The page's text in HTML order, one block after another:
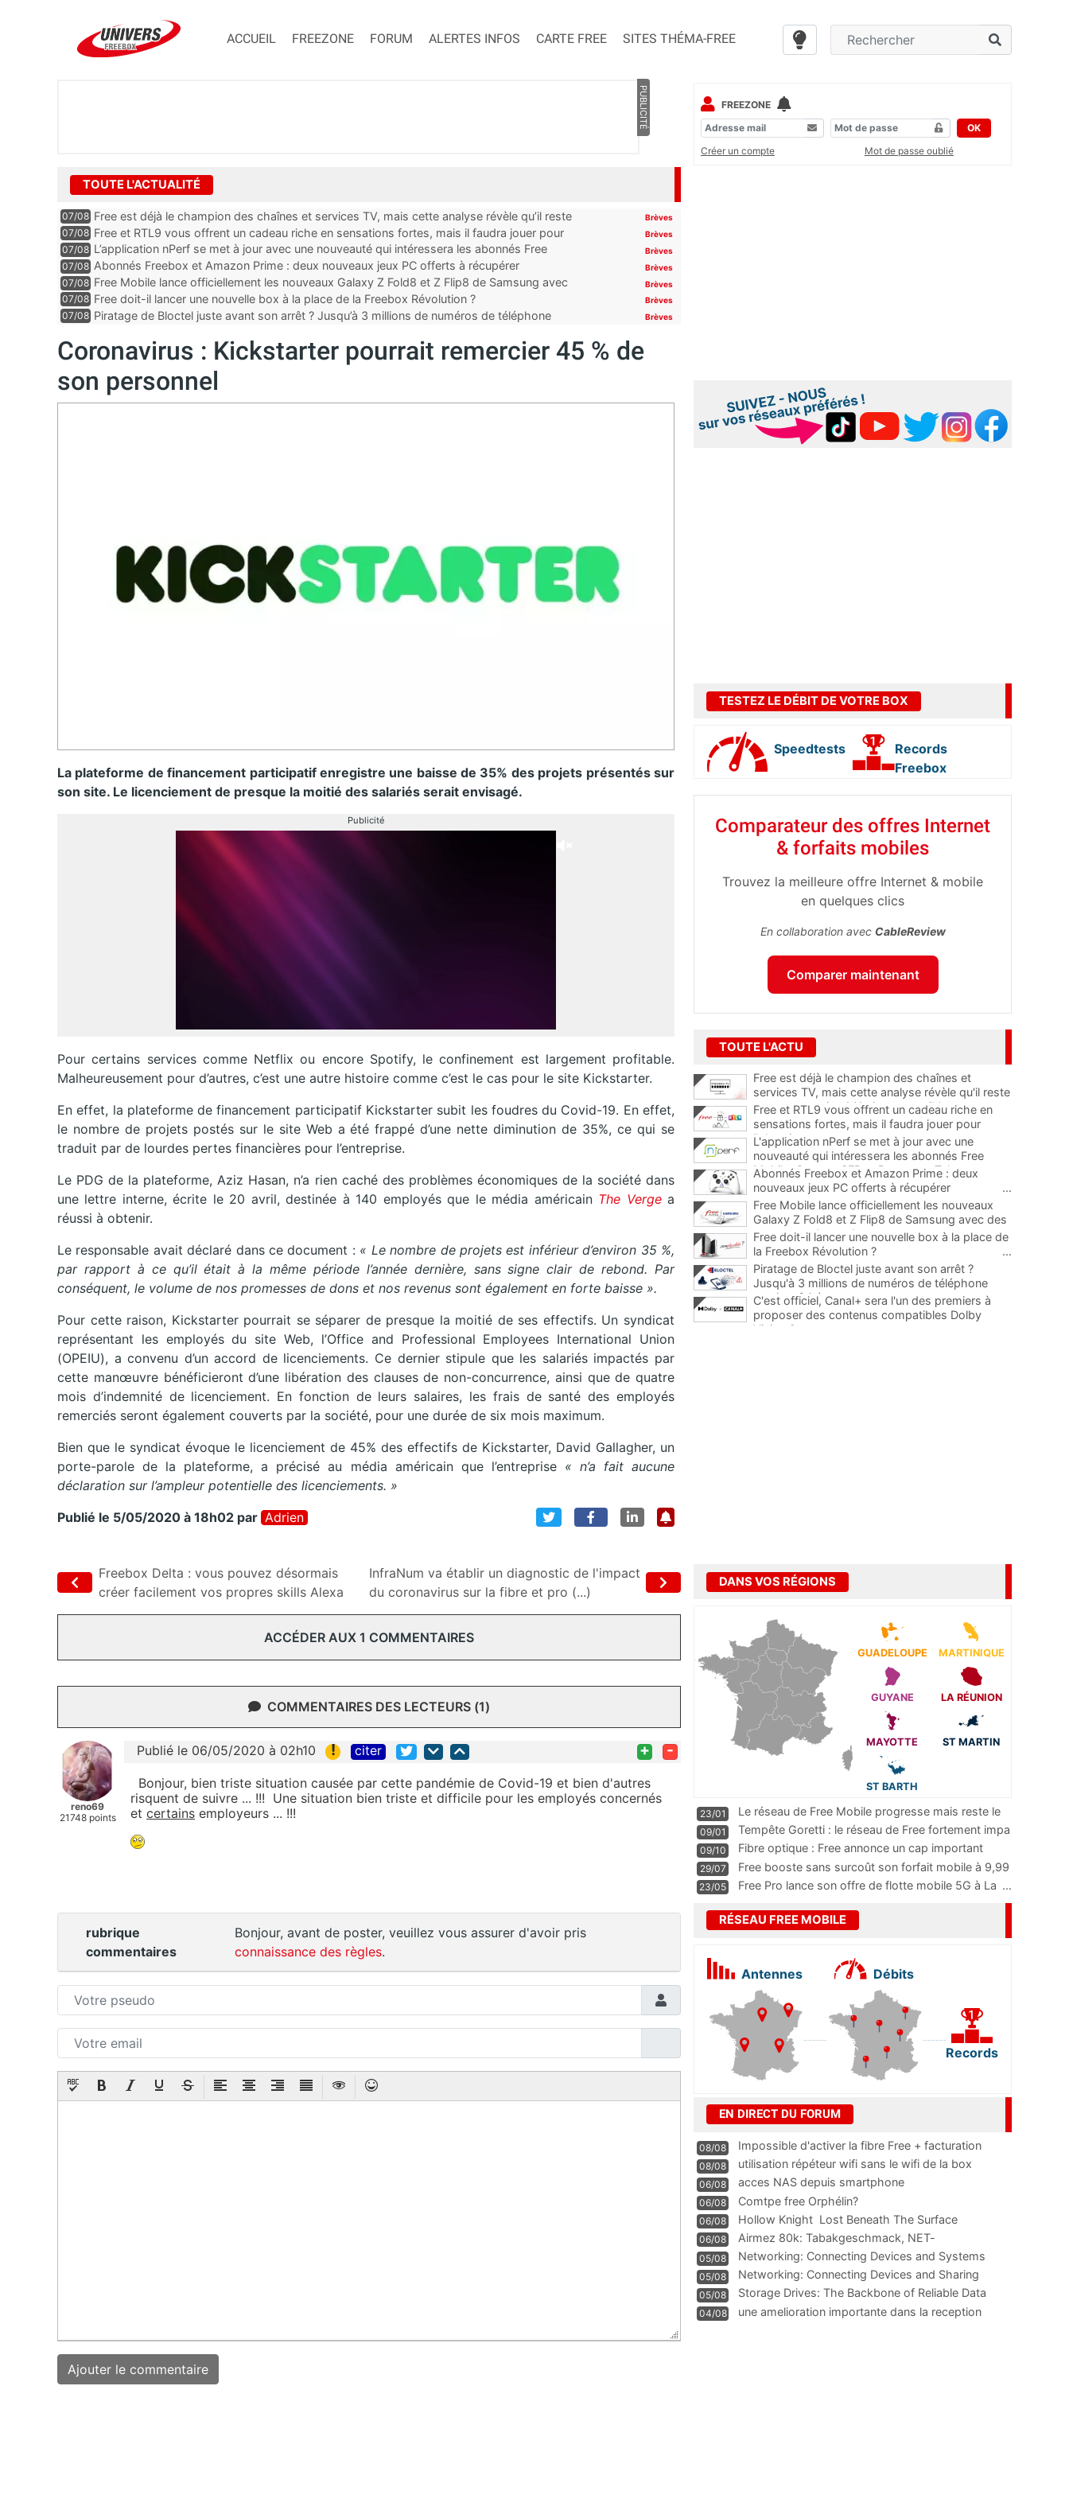
ACCUEIL FREEZONE FORUM ALERTES INFOS CARTE FREE SITES THÉMA-FREE
PUBLICITÉ
TOUTE L'ACTUALITÉ
07/08 Free est déjà le champion des chaînes et services TV, mais cette analyse révèle qu’il reste
encore au moin...
Brèves
07/08 Free et RTL9 vous offrent un cadeau riche en sensations fortes, mais il faudra jouer pour
l’obtenir
Brèves
07/08 L’application nPerf se met à jour avec une nouveauté qui intéressera les abonnés Free
Mobile, Orange, SFR ...
Brèves
07/08 Abonnés Freebox et Amazon Prime : deux nouveaux jeux PC offerts à récupérer Brèves
07/08 Free Mobile lance officiellement les nouveaux Galaxy Z Fold8 et Z Flip8 de Samsung avec
des promos et des cadeaux
Brèves
07/08 Free doit-il lancer une nouvelle box à la place de la Freebox Révolution ? Brèves
07/08 Piratage de Bloctel juste avant son arrêt ? Jusqu’à 3 millions de numéros de téléphone
Brèves
Coronavirus : Kickstarter pourrait remercier 45 % de
son personnel
La plateforme de financement participatif enregistre une baisse de 35% des projets présentés sur
son site. Le licenciement de presque la moitié des salariés serait envisagé.
Publicité
Pour certains services comme Netflix ou encore Spotify, le confinement est largement profitable.
Malheureusement pour d’autres, c’est une autre histoire comme c’est le cas pour le site Kickstarter.
En effet, la plateforme de financement participatif Kickstarter subit les foudres du Covid-19. En effet,
le nombre de projets postés sur le site Web a été frappé d’une nette diminution de 35%, ce qui se
traduit par de lourdes pertes financières pour l’entreprise.
Le PDG de la plateforme, Aziz Hasan, n’a rien caché des problèmes économiques de la société dans
une lettre interne, écrite le 20 avril, destinée à 140 employés que le média américain The Vergea
réussi à obtenir.
Le responsable avait déclaré dans ce document : « Le nombre de projets est inférieur d’environ 35 %,
par rapport à ce qu’il était à la même période l’année dernière, sans signe clair de rebond. Par
conséquent, le volume de nos promesses de dons et nos revenus sont également en forte baisse ».
Pour cette raison, Kickstarter pourrait se séparer de presque la moitié de ses effectifs. Un syndicat
représentant les employés du site Web, l’Office and Professional Employees International Union
(OPEIU), a convenu d’un accord de licenciements. Ce dernier stipule que les salariés impactés par
cette manœuvre bénéficieront d’une libération des clauses de non-concurrence, ainsi que de quatre
mois d’indemnité de licenciement. En fonction de leurs salaires, les frais de santé des employés
remerciés seront également couverts par la société, pour une durée de six mois maximum.
Bien que le syndicat évoque le licenciement de 45% des effectifs de Kickstarter, David Gallagher, un
porte-parole de la plateforme, a précisé au média américain que l’entreprise « n’a fait aucune
déclaration sur l’ampleur potentielle des licenciements. »
Publié le 5/05/2020 à 18h02 par Adrien
Freebox Delta : vous pouvez désormais
créer facilement vos propres skills Alexa
InfraNum va établir un diagnostic de l'impact
du coronavirus sur la fibre et pro (...)
ACCÉDER AUX 1 COMMENTAIRES
COMMENTAIRES DES LECTEURS (1)
reno69
21748 points
Publié le 06/05/2020 à 02h10 ! citer + -
Bonjour, bien triste situation causée par cette pandémie de Covid-19 et bien d'autres
risquent de suivre ... !!! Une situation bien triste et difficile pour les employés concernés
et certains employeurs ... !!!
rubrique
commentaires
Bonjour, avant de poster, veuillez vous assurer d'avoir pris
connaissance des règles.
FREEZONE
OK
Créer un compte
Mot de passe oublié
TESTEZ LE DÉBIT DE VOTRE BOX
Speedtests
Records
Freebox
Comparateur des offres Internet
& forfaits mobiles
Trouvez la meilleure offre Internet & mobile
en quelques clics
En collaboration avec CableReview
Comparer maintenant
TOUTE L'ACTU
Free est déjà le champion des chaînes et
services TV, mais cette analyse révèle qu'il reste
encore au moins 141 ajouts possibles
Free et RTL9 vous offrent un cadeau riche en
sensations fortes, mais il faudra jouer pour
l'obtenir
L'application nPerf se met à jour avec une
nouveauté qui intéressera les abonnés Free
Mobile, Orange, SFR et Bouygues Telecom
Abonnés Freebox et Amazon Prime : deux
nouveaux jeux PC offerts à récupérer
...
Free Mobile lance officiellement les nouveaux
Galaxy Z Fold8 et Z Flip8 de Samsung avec des
promos et des cadeaux
...
Free doit-il lancer une nouvelle box à la place de
la Freebox Révolution ?
...
Piratage de Bloctel juste avant son arrêt ?
Jusqu'à 3 millions de numéros de téléphone
auraient fuité
C'est officiel, Canal+ sera l'un des premiers à
proposer des contenus compatibles Dolby
Vision 2
DANS VOS RÉGIONS
GUADELOUPE MARTINIQUE
GUYANE LA RÉUNION
MAYOTTE ST MARTIN
ST BARTH
23/01
Le réseau de Free Mobile progresse mais reste le
m
...
09/01
Tempête Goretti : le réseau de Free fortement impa
09/10
Fibre optique : Free annonce un cap important
pass
...
29/07
Free booste sans surcoût son forfait mobile à 9,99
23/05 Free Pro lance son offre de flotte mobile 5G à La ...
RÉSEAU FREE MOBILE
Antennes Débits
Records
EN DIRECT DU FORUM
08/08
Impossible d'activer la fibre Free + facturation
résiliation
08/08 utilisation répéteur wifi sans le wifi de la box
06/08 acces NAS depuis smartphone
06/08 Comtpe free Orphélin?
06/08 Hollow Knight  Lost Beneath The Surface
06/08
Airmez 80k: Tabakgeschmack, NET-
Technologie und Leistung im
05/08 Networking: Connecting Devices and Systems
05/08
Networking: Connecting Devices and Sharing
Information
05/08
Storage Drives: The Backbone of Reliable Data
Management
04/08
une amelioration importante dans la reception